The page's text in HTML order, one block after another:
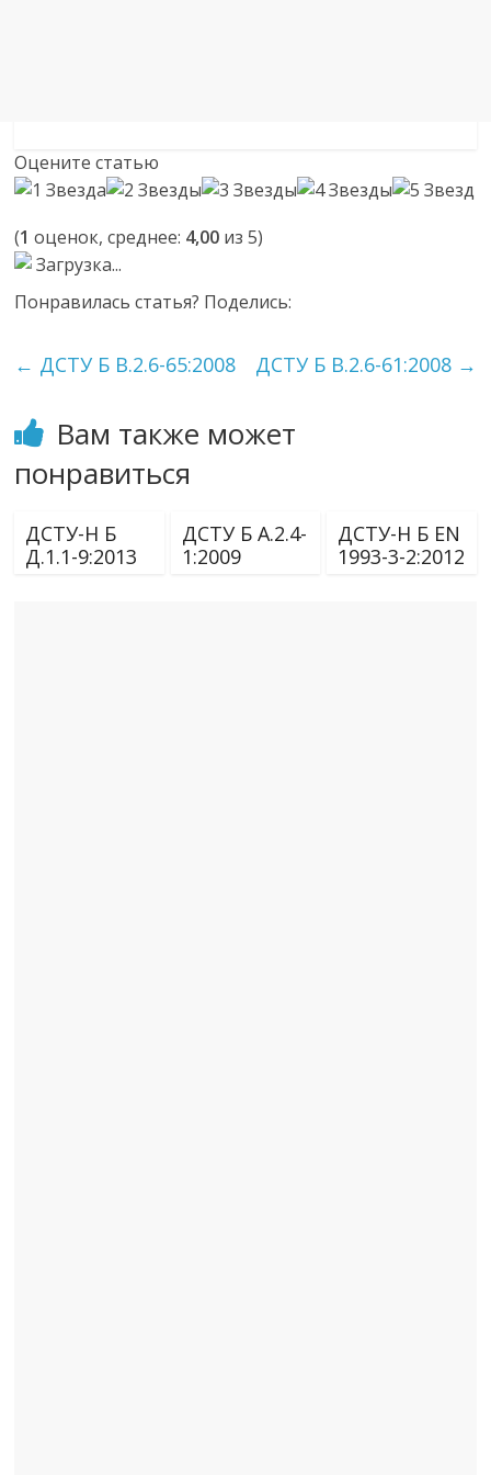
Оцените статью
(1 оценок, среднее: 4,00 из 5)
Загрузка...
Понравилась статья? Поделись:
← ДСТУ Б В.2.6-65:2008 ДСТУ Б В.2.6-61:2008 →
Вам также может
понравиться
ДСТУ-Н Б
Д.1.1-9:2013
ДСТУ Б А.2.4-
1:2009
ДСТУ-Н Б EN
1993-3-2:2012